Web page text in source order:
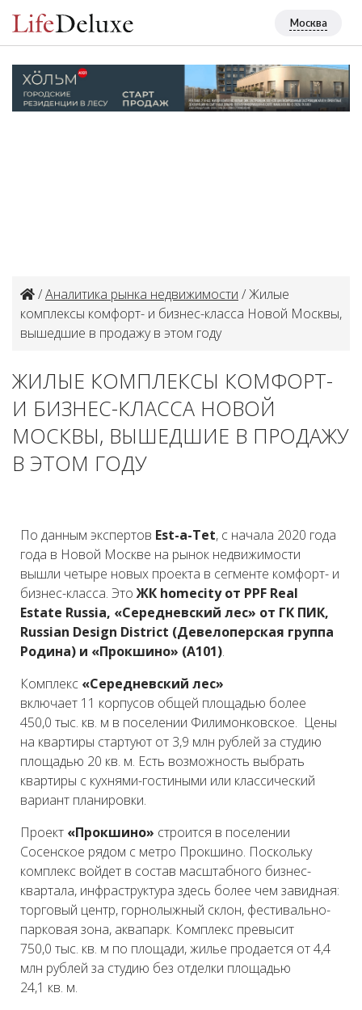
Москва
/Аналитика рынка недвижимости / Жилые
комплексы комфорт- и бизнес-класса Новой Москвы,
вышедшие в продажу в этом году
ЖИЛЫЕ КОМПЛЕКСЫ КОМФОРТ-
И БИЗНЕС-КЛАССА НОВОЙ
МОСКВЫ, ВЫШЕДШИЕ В ПРОДАЖУ
В ЭТОМ ГОДУ
По данным экспертов Est-a-Tet, с начала 2020 года
года в Новой Москве на рынок недвижимости
вышли четыре новых проекта в сегменте комфорт- и
бизнес-класса. ЭтоЖК homecity от PPF Real
Estate Russia, «Середневский лес» от ГК ПИК,
Russian Design District (Девелоперская группа
Родина) и «Прокшино» (А101).
Комплекс «Середневский лес»
включает 11 корпусов общей площадью более
450,0 тыс. кв. м в поселении Филимонковское. Цены
на квартиры стартуют от 3,9 млн рублей за студию
площадью 20 кв. м. Есть возможность выбрать
квартиры с кухнями-гостиными или классический
вариант планировки.
Проект «Прокшино» строится в поселении
Сосенское рядом с метро Прокшино. Поскольку
комплекс войдет в состав масштабного бизнес-
квартала, инфраструктура здесь более чем завидная:
торговый центр, горнолыжный склон, фестивально-
парковая зона, аквапарк. Комплекс превысит
750,0 тыс. кв. м по площади, жилье продается от 4,4
млн рублей за студию без отделки площадью
24,1 кв. м.